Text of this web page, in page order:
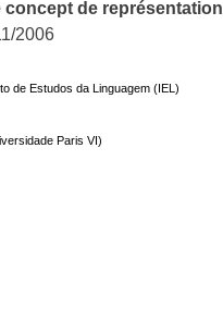
concept de représentation
2006
de Estudos da Linguagem (IEL)
Paris VI)